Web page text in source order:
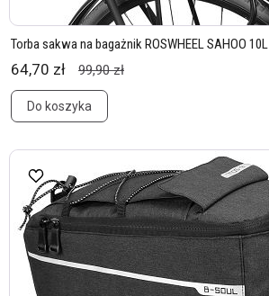
Torba sakwa na bagażnik ROSWHEEL SAHOO 10L
64,70 zł 99,90 zł
Do koszyka